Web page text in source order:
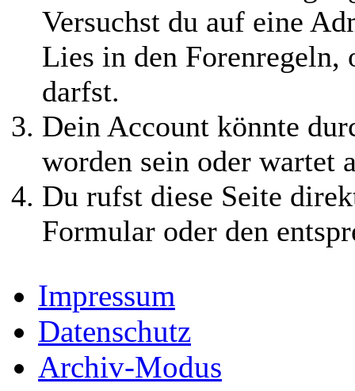
Versuchst du auf eine
Lies in den Forenregeln,
darfst.
Dein Account könnte
worden sein oder wartet
Du rufst diese Seite
Formular oder den
Impressum
Datenschutz
Archiv-Modus